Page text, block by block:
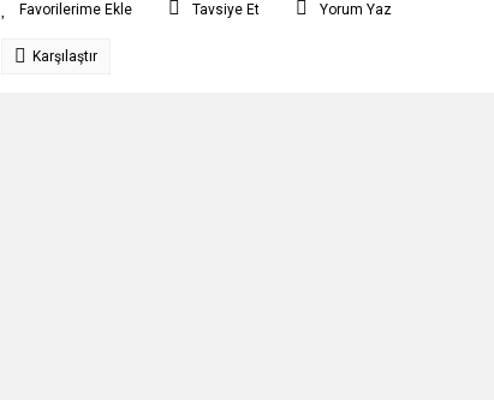
Tavsiye Et Yorum Yaz
Karşılaştır